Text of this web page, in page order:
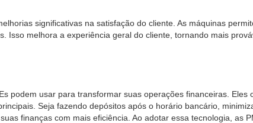
significativas na satisfação do cliente. As máquinas
melhora a experiência geral do cliente, tornando mais
podem usar para transformar suas operações financeiras.
Seja fazendo depósitos após o horário bancário,
finanças com mais eficiência. Ao adotar essa tecnologia, as